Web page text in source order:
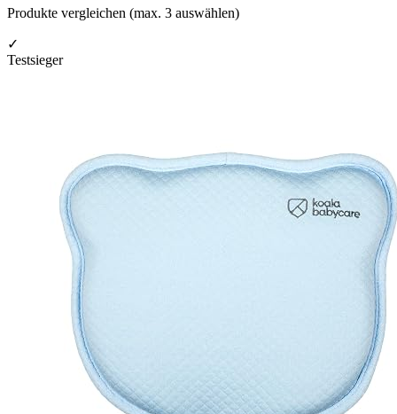
Produkte vergleichen (max. 3 auswählen)
✓
Testsieger